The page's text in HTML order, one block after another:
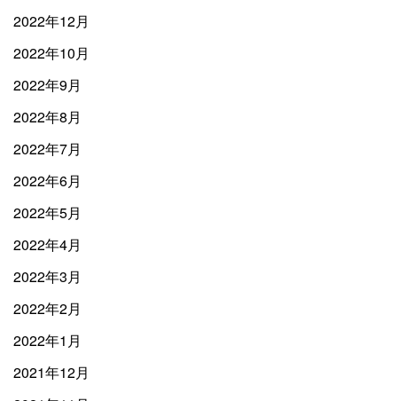
2022年12月
2022年10月
2022年9月
2022年8月
2022年7月
2022年6月
2022年5月
2022年4月
2022年3月
2022年2月
2022年1月
2021年12月